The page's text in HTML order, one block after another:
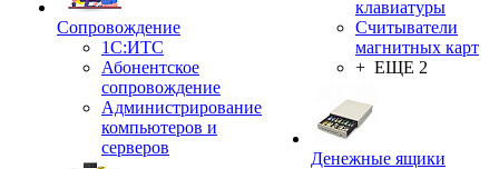
Сопровождение
1C:ИТС
Абонентское
сопровождение
Администрирование
компьютеров и
серверов
клавиатуры
Считыватели
магнитных карт
+ ЕЩЕ 2
Денежные ящики